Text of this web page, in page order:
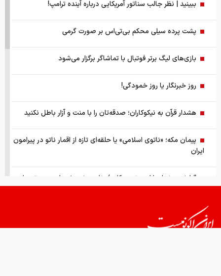
ببینید | نظر جالب سناتور آمریکایی درباره آینده ترامپ!
پشت پرده سیلی محکم بی‌تی‌اس بر صورت گرمی
بازی‌های لیگ برتر فوتبال با تماشاگر برگزار می‌شود
روز خبرنگار یا روز خمودگی!
هشدار قرآن به نیکوکاران؛ صدقه‌تان را با منت و آزار باطل نکنید
پیمان مکه؛ «ناتوی اسلامی» یا حلقه‌ای تازه از اقمار ناتو در پیرامون
ایران
گزارش ویژه از بازار موتورسیکلت/ زنان بیشتر خریدار چه موتورهایی
هستند؟
می‌کند/ روایت حذف دانشگاه‌های ایران از رتبه‌بندی‌های جهانی